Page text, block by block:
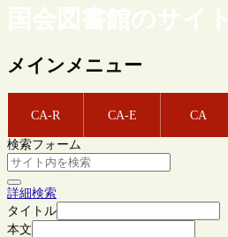
国会図書館のサイ
メインメニュー
CA-R CA-E CA
検索フォーム
詳細検索
タイトル
本文